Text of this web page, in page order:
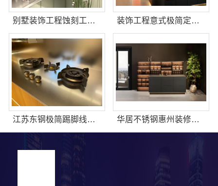
别墅装饰工程蚀刻工艺多少钱，江苏东钢金属家居 装饰工程意式极简定制厂家，华居不锈钢演绎
江苏东钢极简踢脚线介绍 华居不锈钢惠州装修施工工艺规范不锈钢家装全流程